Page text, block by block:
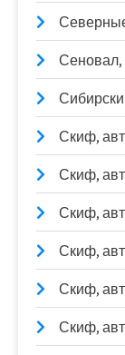
Сеновал,
Скиф,
Скиф,
Скиф,
Скиф,
Скиф,
Скиф,